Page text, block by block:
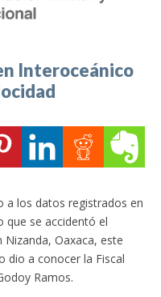
Interoceánico
a los datos registrados en
que se accidentó el
Oaxaca, este
dio a conocer la Fiscal
Ramos.